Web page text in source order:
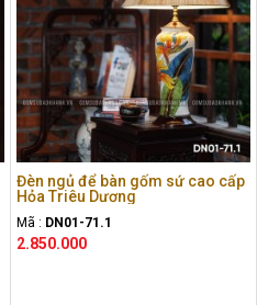
Đèn ngủ để bàn gốm sứ cao cấp
Hỏa Triêu Dương
Mã : DN01-71.1
2.850.000